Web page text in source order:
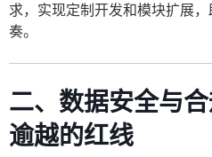
求，实现定制开发和模块扩展
奏。
二、数据安全与
逾越的红线